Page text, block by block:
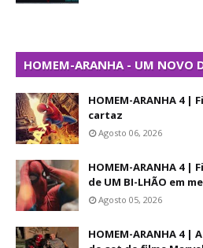
HOMEM-ARANHA - UM NOVO
HOMEM-ARANHA 4 |
cartaz
Agosto 06, 2026
HOMEM-ARANHA 4
de UM BI-LHÃO em
Agosto 05, 2026
HOMEM-ARANHA 4